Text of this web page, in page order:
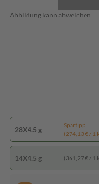
Abbildung kann abweichen
28X4.5 g
Spartipp
(274,13 € / 1
14X4.5 g (361,27 € / 1